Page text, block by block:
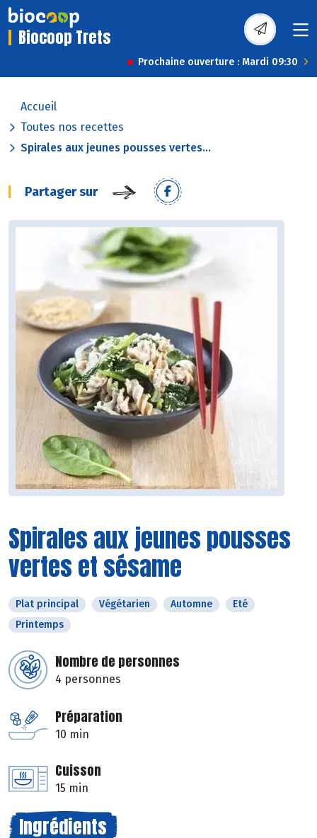
Biocoop Trets
Prochaine ouverture : Mardi 09:30
Accueil
Toutes nos recettes
Spirales aux jeunes pousses vertes...
Partager sur
Spirales aux jeunes pousses
vertes et sésame
Plat principal Végétarien Automne
Eté
Printemps
Nombre de personnes
4 personnes
Préparation
10 min
Cuisson
15 min
Ingrédients